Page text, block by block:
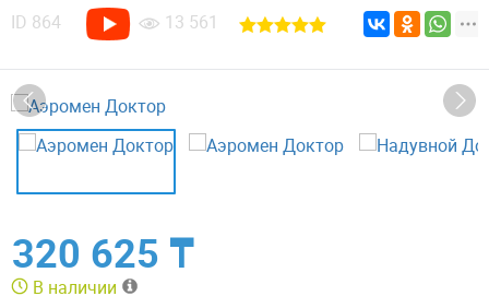
ID 864 13 561
320 625 ₸
В наличии